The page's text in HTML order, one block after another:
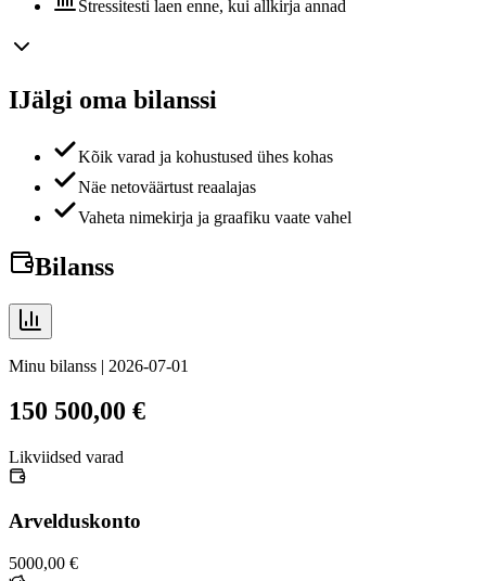
Stressitesti laen enne, kui allkirja annad
IJälgi oma bilanssi
Kõik varad ja kohustused ühes kohas
Näe netoväärtust reaalajas
Vaheta nimekirja ja graafiku vaate vahel
Bilanss
Minu bilanss | 2026-07-01
150 500,00 €
Likviidsed varad
Arvelduskonto
5000,00 €